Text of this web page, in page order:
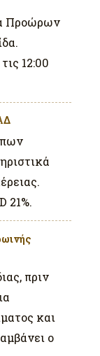
Προώρων
12:00
21%.
πριν
και
ο